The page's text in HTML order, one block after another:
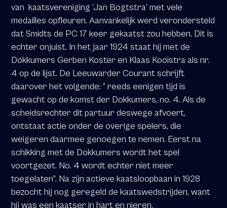
van kaatsvereniging ‘Jan Bogtstra’ met vele
medailles opfleuren. Aanvankelijk werd verondersteld
dat Smidts de PC 17 keer gekaatst zou hebben. Dit is
echter onjuist. In het jaar 1924 staat hij met de
Dokkumers Gerben Koster en Klaas Kooistra als nr.
4 op de lijst. De Leeuwarder Courant schrijft
daarover het volgende: “ reeds eenigen tijd is
gewacht op de komst der Dokkumers, no. 4. Als de
scheidsrechter dit partuur deswege afvoert,
ontstaat actie onder de overige spelers, die
weigeren daarmee genoegen te nemen. Eerst na
schikking met de Dokkumers wordt het spel
voortgezet. No. 4 wordt echter niet meer
toegelaten”. Na zijn actieve kaatsloopbaan in 1928
bezocht hij nog geregeld de kaatswedstrijden, want
hij was een kaatser in hart en nieren.